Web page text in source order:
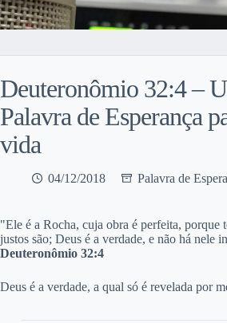
Deuteronômio 32:4 –
Palavra de Esperança
vida
04/12/2018 Palavra de
"Ele é a Rocha, cuja obra é perfeita, porque
justos são; Deus é a verdade, e não há nele
Deuteronômio 32:4
Deus é a verdade, a qual só é revelada por